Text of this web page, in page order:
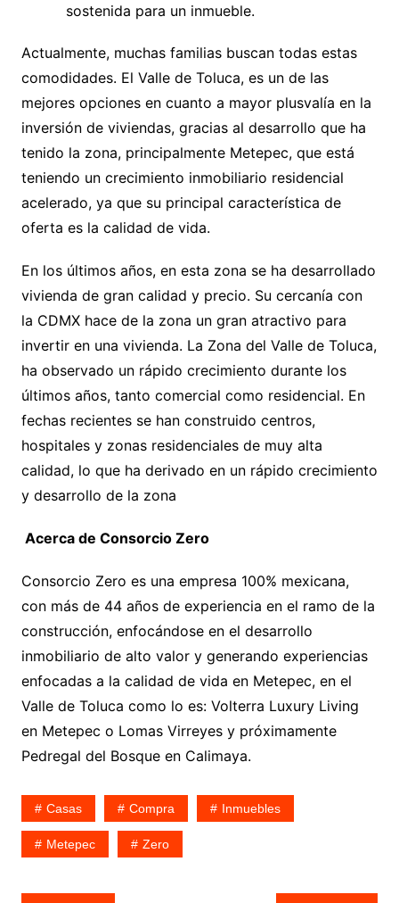
sostenida para un inmueble.
Actualmente, muchas familias buscan todas estas
comodidades. El Valle de Toluca, es un de las
mejores opciones en cuanto a mayor plusvalía en la
inversión de viviendas, gracias al desarrollo que ha
tenido la zona, principalmente Metepec, que está
teniendo un crecimiento inmobiliario residencial
acelerado, ya que su principal característica de
oferta es la calidad de vida.
En los últimos años, en esta zona se ha desarrollado
vivienda de gran calidad y precio. Su cercanía con
la CDMX hace de la zona un gran atractivo para
invertir en una vivienda. La Zona del Valle de Toluca,
ha observado un rápido crecimiento durante los
últimos años, tanto comercial como residencial. En
fechas recientes se han construido centros,
hospitales y zonas residenciales de muy alta
calidad, lo que ha derivado en un rápido crecimiento
y desarrollo de la zona
Acerca de Consorcio Zero
Consorcio Zero es una empresa 100% mexicana,
con más de 44 años de experiencia en el ramo de la
construcción, enfocándose en el desarrollo
inmobiliario de alto valor y generando experiencias
enfocadas a la calidad de vida en Metepec, en el
Valle de Toluca como lo es: Volterra Luxury Living
en Metepec o Lomas Virreyes y próximamente
Pedregal del Bosque en Calimaya.
Casas Compra Inmuebles
Metepec Zero